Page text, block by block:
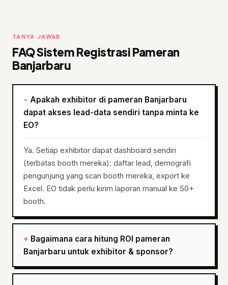
TANYA JAWAB
FAQ Sistem Registrasi Pameran
Banjarbaru
Apakah exhibitor di pameran Banjarbaru
dapat akses lead-data sendiri tanpa minta ke
EO?
Ya. Setiap exhibitor dapat dashboard sendiri
(terbatas booth mereka): daftar lead, demografi
pengunjung yang scan booth mereka, export ke
Excel. EO tidak perlu kirim laporan manual ke 50+
booth.
Bagaimana cara hitung ROI pameran
Banjarbaru untuk exhibitor & sponsor?